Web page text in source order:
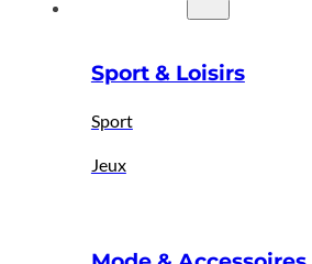
Sport & Loisirs
Sport
Jeux